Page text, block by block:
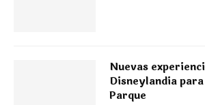
Nuevas
Disneylandia
Parque